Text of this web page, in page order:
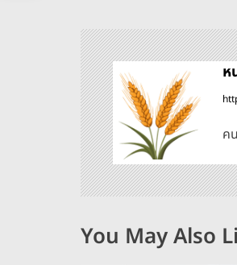
น
ว
เ
รื่
อ
ง
ห
ค
You May Also